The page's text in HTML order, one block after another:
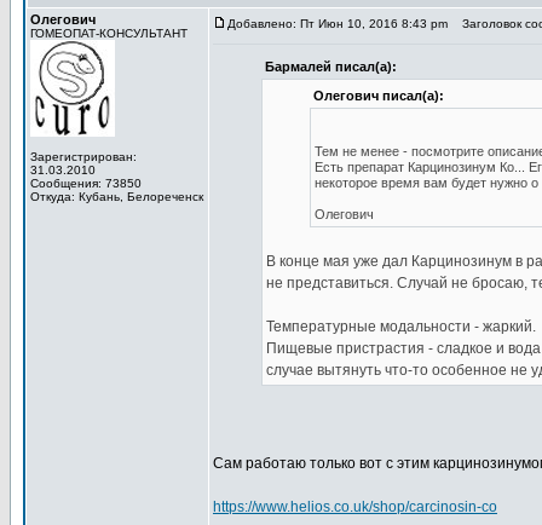
Олегович
ГОМЕОПАТ-КОНСУЛЬТАНТ
Зарегистрирован:
31.03.2010
Сообщения: 73850
Откуда: Кубань, Белореченск
Добавлено: Пт Июн 10, 2016 8:43 pm Заголовок
Бармалей писал(а):
Олегович писал(а):
Тем не менее - посмотрите
Есть препарат Карцинозинум Ко...
некоторое время вам будет нужно
Олегович
В конце мая уже дал Карцинозинум в
не представиться. Случай не бросаю,
Температурные модальности - жаркий.
Пищевые пристрастия - сладкое и
случае вытянуть что-то особенное не
Сам работаю только вот с этим
https://www.helios.co.uk/shop/carcinosin-co